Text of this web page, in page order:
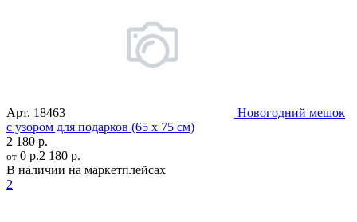
Арт. 18463
Новогодний мешок
с узором для подарков (65 х 75 см)
2 180 р.
от 0 р.2 180 р.
В наличии на маркетплейсах
2